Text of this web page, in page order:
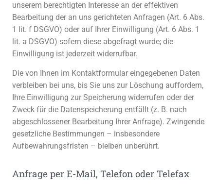
unserem berechtigten Interesse an der effektiven
Bearbeitung der an uns gerichteten Anfragen (Art. 6 Abs.
1 lit. f DSGVO) oder auf Ihrer Einwilligung (Art. 6 Abs. 1
lit. a DSGVO) sofern diese abgefragt wurde; die
Einwilligung ist jederzeit widerrufbar.
Die von Ihnen im Kontaktformular eingegebenen Daten
verbleiben bei uns, bis Sie uns zur Löschung auffordern,
Ihre Einwilligung zur Speicherung widerrufen oder der
Zweck für die Datenspeicherung entfällt (z. B. nach
abgeschlossener Bearbeitung Ihrer Anfrage). Zwingende
gesetzliche Bestimmungen – insbesondere
Aufbewahrungsfristen – bleiben unberührt.
Anfrage per E-Mail, Telefon oder Telefax